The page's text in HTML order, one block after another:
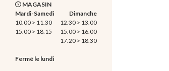
MAGASIN
Mardi-Samedi
Dimanche
10.00 > 11.30
12.30 > 13.00
15.00 > 18.15
15.00 > 16.00
17.20 > 18.30
Fermé le lundi